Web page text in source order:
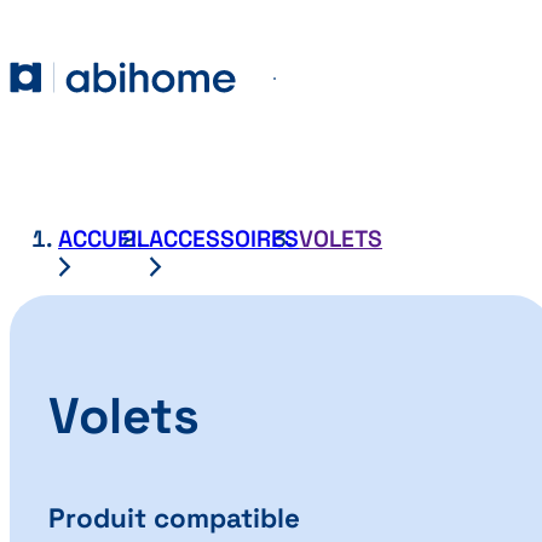
Abihome
ACCUEILACCESSOIRESVOLETS
Volets
Produit compatible